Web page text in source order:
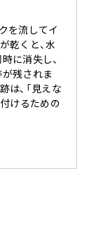
を流してイ
乾くと、水
に消失し、
残されま
は、「見えな
けるための